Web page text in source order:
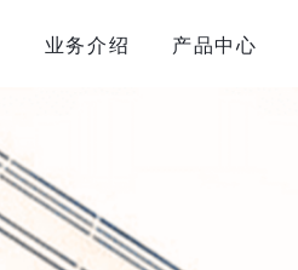
业务介绍 产品中心